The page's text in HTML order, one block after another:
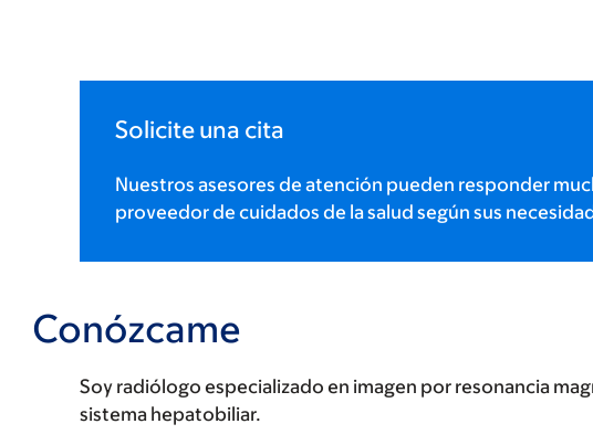
Solicite una cita
Nuestros asesores de atención pueden responder
proveedor de cuidados de la salud según sus
Conózcame
Soy radiólogo especializado en imagen por resonancia
sistema hepatobiliar.